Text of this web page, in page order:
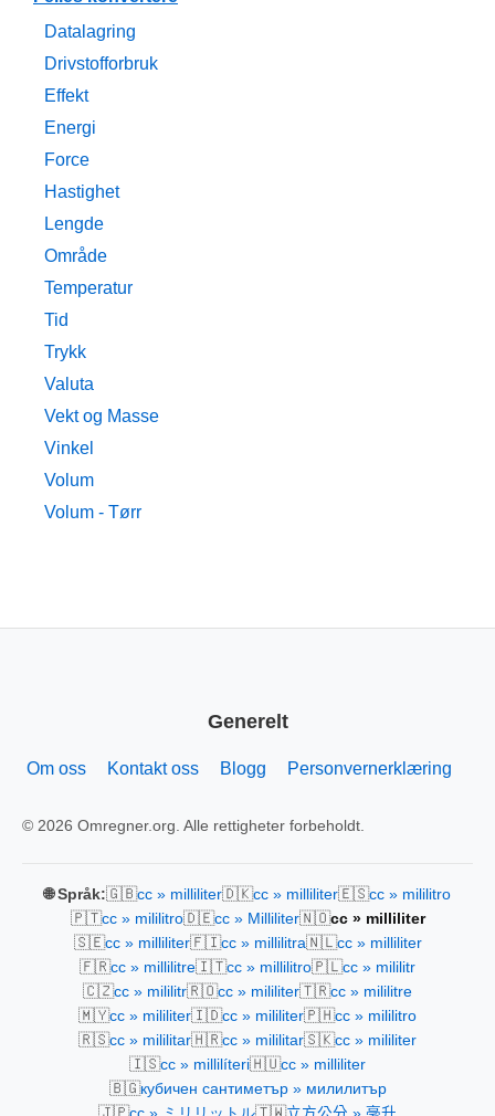
Datalagring
Drivstofforbruk
Effekt
Energi
Force
Hastighet
Lengde
Område
Temperatur
Tid
Trykk
Valuta
Vekt og Masse
Vinkel
Volum
Volum - Tørr
Generelt
Om oss Kontakt oss Blogg Personvernerklæring
© 2026 Omregner.org. Alle rettigheter forbeholdt.
🌐 Språk:🇬🇧cc » milliliter🇩🇰cc » milliliter🇪🇸cc » mililitro
🇵🇹cc » mililitro🇩🇪cc » Milliliter🇳🇴cc » milliliter
🇸🇪cc » milliliter🇫🇮cc » millilitra🇳🇱cc » milliliter
🇫🇷cc » millilitre🇮🇹cc » millilitro🇵🇱cc » mililitr
🇨🇿cc » mililitr🇷🇴cc » mililiter🇹🇷cc » mililitre
🇲🇾cc » mililiter🇮🇩cc » mililiter🇵🇭cc » mililitro
🇷🇸cc » mililitar🇭🇷cc » mililitar🇸🇰cc » mililiter
🇮🇸cc » millilíteri🇭🇺cc » milliliter
🇧🇬кубичен сантиметър » милилитър